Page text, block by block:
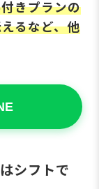
きプランの
るなど、他
シフトで